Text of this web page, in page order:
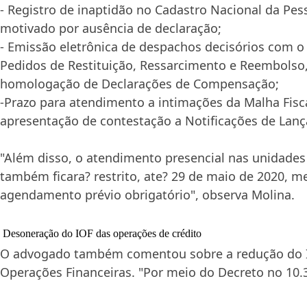
- Registro de inaptidão no Cadastro Nacional da
motivado por ausência de declaração;
- Emissão eletrônica de despachos decisórios com
Pedidos de Restituição, Ressarcimento e
homologação de Declarações de Compensação;
-Prazo para atendimento a intimações da Malha
apresentação de contestação a Notificações de
"Além disso, o atendimento presencial nas
também ficara? restrito, ate? 29 de maio de 2020,
agendamento prévio obrigatório", observa Molina.
Desoneração do IOF das operações de crédito
O advogado também comentou sobre a redução
Operações Financeiras. "Por meio do Decreto no